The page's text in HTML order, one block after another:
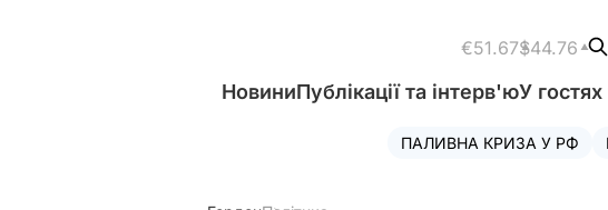
€51.67$44.76
НовиниПублікації та інтерв'юУ
ПАЛИВНА КРИЗА У РФ